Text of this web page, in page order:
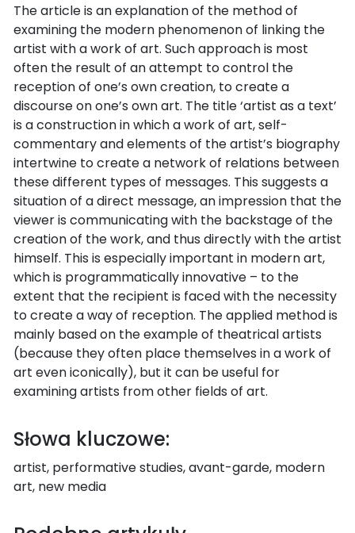
The article is an explanation of the method of
examining the modern phenomenon of linking the
artist with a work of art. Such approach is most
often the result of an attempt to control the
reception of one’s own creation, to create a
discourse on one’s own art. The title ‘artist as a text’
is a construction in which a work of art, self-
commentary and elements of the artist’s biography
intertwine to create a network of relations between
these different types of messages. This suggests a
situation of a direct message, an impression that the
viewer is communicating with the backstage of the
creation of the work, and thus directly with the artist
himself. This is especially important in modern art,
which is programmatically innovative – to the
extent that the recipient is faced with the necessity
to create a way of reception. The applied method is
mainly based on the example of theatrical artists
(because they often place themselves in a work of
art even iconically), but it can be useful for
examining artists from other fields of art.
Słowa kluczowe:
artist, performative studies, avant-garde, modern
art, new media